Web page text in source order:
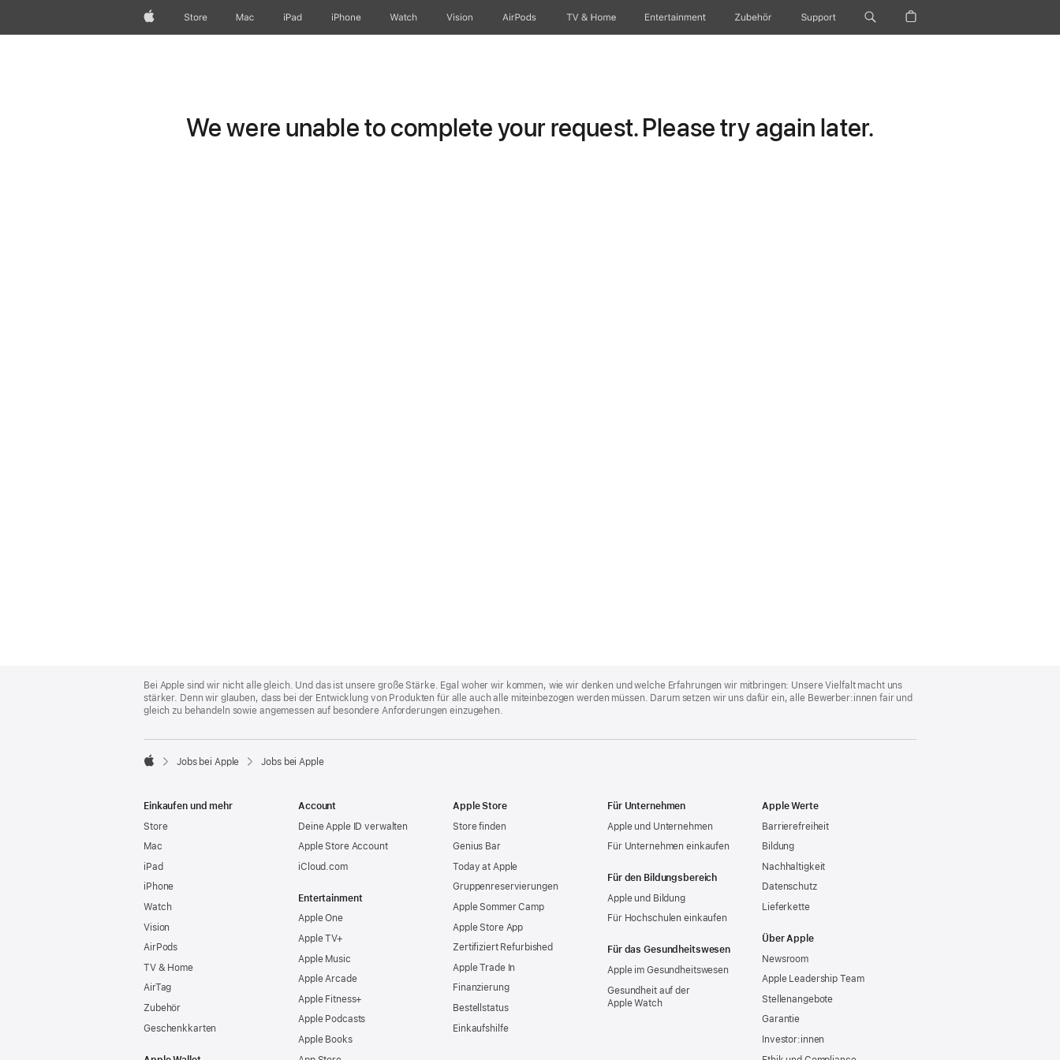
AppleStore Mac iPad iPhone Watch Vision AirPods TV & Home Entertainment Zubehör Support
We were unable to complete your request. Please try again later.
Footer
Bei Apple sind wir nicht alle gleich. Und das ist unsere große Stärke. Egal woher wir kommen, wie wir denken und welche Erfahrungen wir mitbringen: Unsere Vielfalt macht uns
stärker. Denn wir glauben, dass bei der Entwicklung von Produkten für alle auch alle miteinbezogen werden müssen. Darum setzen wir uns dafür ein, alle Bewerber:innen fair und
gleich zu behandeln sowie angemessen auf besondere Anforderungen einzugehen.

Jobs bei Apple Jobs bei Apple
Einkaufen und mehr
Store
Mac
iPad
iPhone
Watch
Vision
AirPods
TV & Home
AirTag
Zubehör
Geschenkkarten
Account
Deine Apple ID verwalten
Apple Store Account
iCloud.com
Entertainment
Apple One
Apple TV+
Apple Music
Apple Arcade
Apple Fitness+
Apple Podcasts
Apple Books
Apple Store
Store finden
Genius Bar
Today at Apple
Gruppen­reservierungen
Apple Sommer Camp
Apple Store App
Zertifiziert Refurbished
Apple Trade In
Finanzierung
Bestellstatus
Einkaufshilfe
Für Unternehmen
Apple und Unternehmen
Für Unternehmen einkaufen
Für den Bildungsbereich
Apple und Bildung
Für Hochschulen einkaufen
Für das Gesundheitswesen
Apple im Gesundheitswesen
Gesundheit auf der
Apple Watch
Apple Werte
Barrierefreiheit
Bildung
Nachhaltigkeit
Datenschutz
Lieferkette
Über Apple
Newsroom
Apple Leadership Team
Stellenangebote
Garantie
Investor:innen